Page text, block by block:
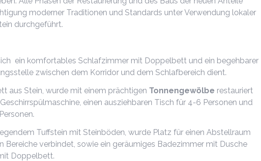
moderner Traditionen und Standards unter Verwendung lokaler
durchgeführt.
ein komfortables Schlafzimmer mit Doppelbett und ein begehbarer
zwischen dem Korridor und dem Schlafbereich dient.
aus Stein, wurde mit einem prächtigen Tonnengewölbe restauriert
einen ausziehbaren Tisch für 4-6 Personen und
Tuffstein mit Steinböden, wurde Platz für einen Abstellraum
Bereiche verbindet, sowie ein geräumiges Badezimmer mit Dusche
Doppelbett.